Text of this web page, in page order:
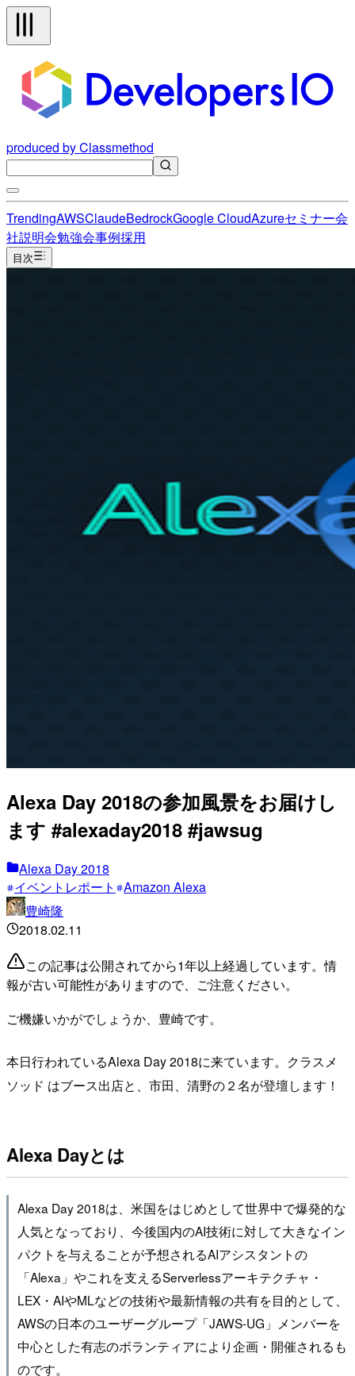
produced by Classmethod
TrendingAWSClaudeBedrockGoogle CloudAzureセミナー会
社説明会勉強会事例採用
目次
Alexa Day 2018の参加風景をお届けし
ます #alexaday2018 #jawsug
Alexa Day 2018
イベントレポート
Amazon Alexa
豊崎隆
2018.02.11
この記事は公開されてから1年以上経過しています。情
報が古い可能性がありますので、ご注意ください。
ご機嫌いかがでしょうか、豊崎です。
本日行われているAlexa Day 2018に来ています。クラスメ
ソッド はブース出店と、市田、清野の２名が登壇します！
Alexa Dayとは
Alexa Day 2018は、米国をはじめとして世界中で爆発的な
人気となっており、今後国内のAI技術に対して大きなイン
パクトを与えることが予想されるAIアシスタントの
「Alexa」やこれを支えるServerlessアーキテクチャ・
LEX・AIやMLなどの技術や最新情報の共有を目的として、
AWSの日本のユーザーグループ「JAWS-UG」メンバーを
中心とした有志のボランティアにより企画・開催されるも
のです。